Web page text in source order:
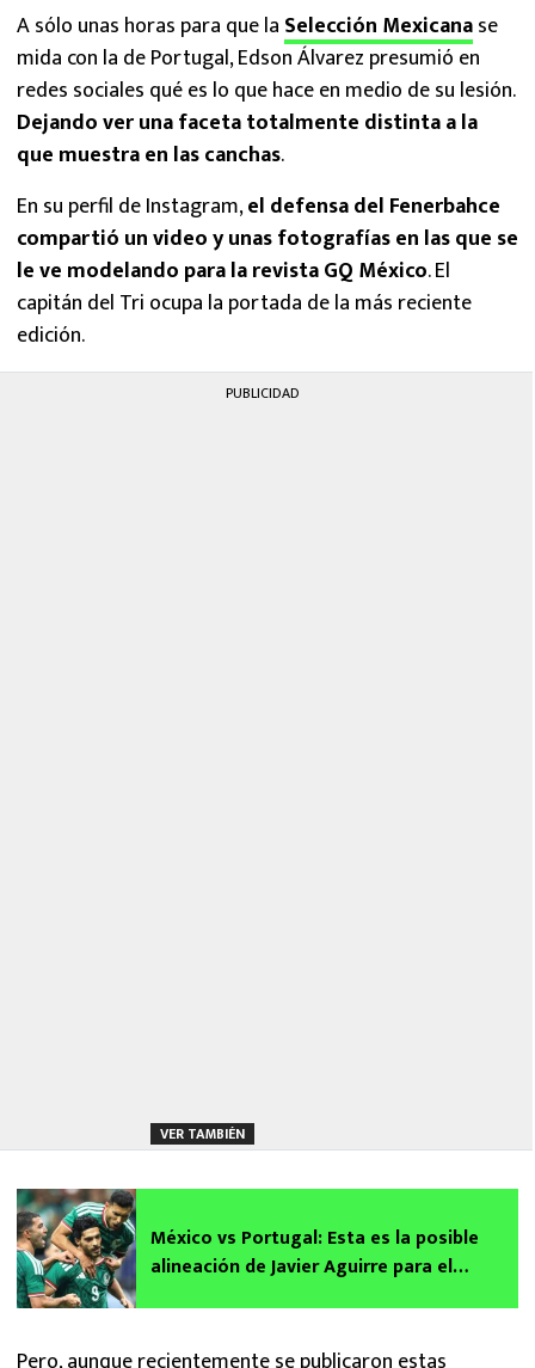
A sólo unas horas para que la Selección Mexicanase
mida con la de Portugal, Edson Álvarez presumió en
redes sociales qué es lo que hace en medio de su lesión.
Dejando ver una faceta totalmente distinta a la
que muestra en las canchas.
En su perfil de Instagram,el defensa del Fenerbahce
compartió un video y unas fotografías en las que se
le ve modelando para la revista GQ México. El
capitán del Tri ocupa la portada de la más reciente
edición.
PUBLICIDAD
VER TAMBIÉN
México vs Portugal: Esta es la posible
alineación de Javier Aguirre para el